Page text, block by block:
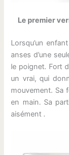
Le premier
Lorsqu’un
anses d’une
le poignet. Fort
un vrai, qui
mouvement. Sa
en main. Sa
aisément .